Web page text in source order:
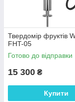
Твердомір фруктів
FHT-05
Готово до відправки
15 300 ₴
Купити